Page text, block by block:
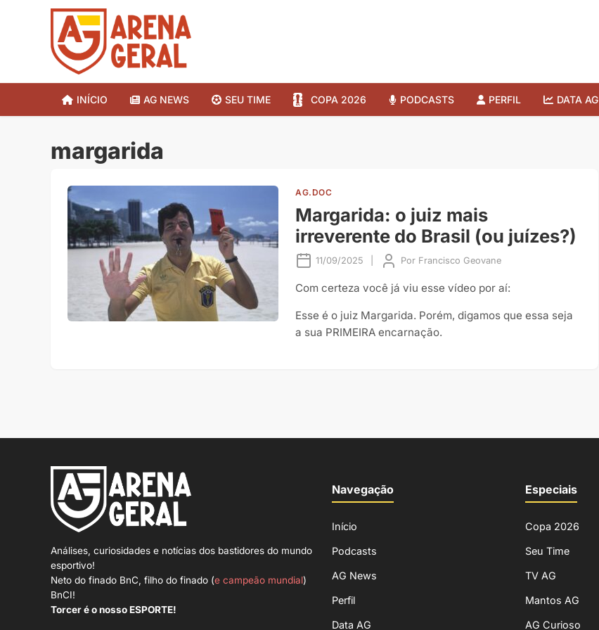
INÍCIO AG NEWS SEU TIME COPA 2026 PODCASTS PERFIL DATA AG
margarida
AG.DOC
Margarida: o juiz mais
irreverente do Brasil (ou juízes?)
11/09/2025 Por Francisco Geovane
Com certeza você já viu esse vídeo por aí:
Esse é o juiz Margarida. Porém, digamos que essa seja
a sua PRIMEIRA encarnação.
Análises, curiosidades e notícias dos bastidores do mundo
esportivo!
Neto do finado BnC, filho do finado (e campeão mundial)
BnCI!
Torcer é o nosso ESPORTE!
Navegação
Início
Podcasts
AG News
Perfil
Data AG
Especiais
Copa 2026
Seu Time
TV AG
Mantos AG
AG Curioso